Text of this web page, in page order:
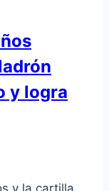
y logra